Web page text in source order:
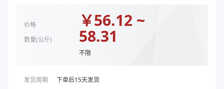
价格
数量(公斤)
￥56.12 ~
58.31
不限
发货周期 下单后15天发货